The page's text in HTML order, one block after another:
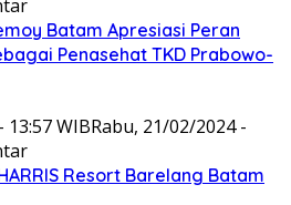
Batam Apresiasi Peran
Penasehat TKD Prabowo-
13:57 WIBRabu, 21/02/2024 -
Resort Barelang Batam